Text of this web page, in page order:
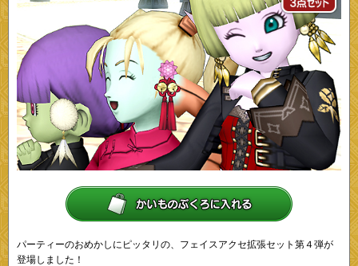
パーティーのおめかしにピッタリの、フェイスアクセ拡張セット第４弾が
登場しました！